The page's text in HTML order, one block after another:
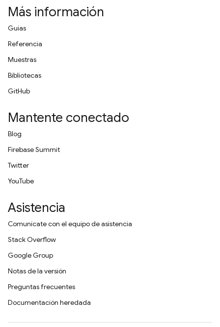
Más información
Guías
Referencia
Muestras
Bibliotecas
GitHub
Mantente conectado
Blog
Firebase Summit
Twitter
YouTube
Asistencia
Comunícate con el equipo de asistencia
Stack Overflow
Google Group
Notas de la versión
Preguntas frecuentes
Documentación heredada